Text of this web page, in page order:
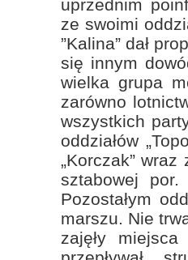
uprzednim
ze swoimi
”Kalina” dał
się innym
wielka grupa
zarówno
wszystkich
oddziałów
„Korczak”
sztabowej
Pozostałym
marszu. Nie
zajęły